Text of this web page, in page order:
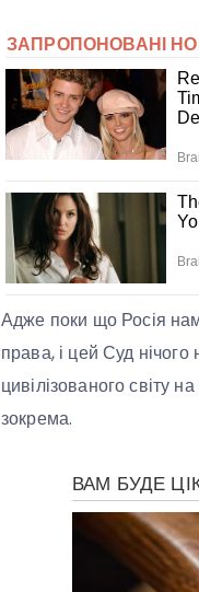
Адже поки що Росія
права, і цей Суд
цивілізованого світу
зокрема.